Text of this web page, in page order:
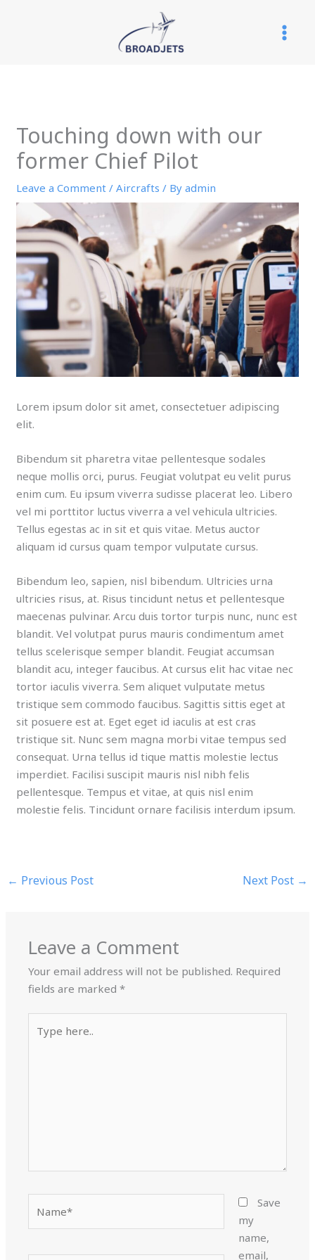
Touching down with our
former Chief Pilot
Leave a Comment /Aircrafts / Byadmin
Lorem ipsum dolor sit amet, consectetuer adipiscing
elit.
Bibendum sit pharetra vitae pellentesque sodales
neque mollis orci, purus. Feugiat volutpat eu velit purus
enim cum. Eu ipsum viverra sudisse placerat leo. Libero
vel mi porttitor luctus viverra a vel vehicula ultricies.
Tellus egestas ac in sit et quis vitae. Metus auctor
aliquam id cursus quam tempor vulputate cursus.
Bibendum leo, sapien, nisl bibendum. Ultricies urna
ultricies risus, at. Risus tincidunt netus et pellentesque
maecenas pulvinar. Arcu duis tortor turpis nunc, nunc est
blandit. Vel volutpat purus mauris condimentum amet
tellus scelerisque semper blandit. Feugiat accumsan
blandit acu, integer faucibus. At cursus elit hac vitae nec
tortor iaculis viverra. Sem aliquet vulputate metus
tristique sem commodo faucibus. Sagittis sittis eget at
sit posuere est at. Eget eget id iaculis at est cras
tristique sit. Nunc sem magna morbi vitae tempus sed
consequat. Urna tellus id tique mattis molestie lectus
imperdiet. Facilisi suscipit mauris nisl nibh felis
pellentesque. Tempus et vitae, at quis nisl enim
molestie felis. Tincidunt ornare facilisis interdum ipsum.
← Previous Post Next Post →
Leave a Comment
Your email address will not be published. Required
fields are marked*
here..
Save
my
name,
email,